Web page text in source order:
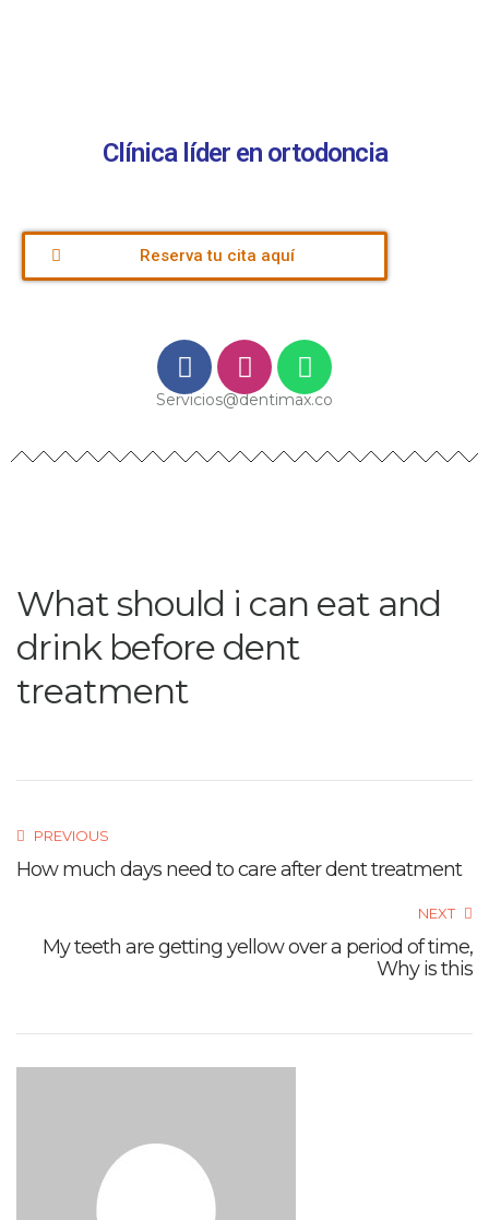
Clínica líder en ortodoncia
Reserva tu cita aquí
Servicios@dentimax.co
What should i can eat and
drink before dent
treatment
PREVIOUS
How much days need to care after dent treatment
NEXT
My teeth are getting yellow over a period of time,
Why is this